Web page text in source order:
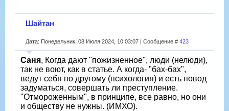
Шайтан
Дата: Понедельник, 08 Июля 2024, 10:03:07 | Сообщение # 423
Саня, Когда дают "пожизненное", люди (нелюди),
так не воют, как в статье. А когда- "бах-бах",
ведут себя по другому (психология) и есть повод
задуматься, совершать ли преступление.
"Отмороженным", в принципе, все равно, но они
и обществу не нужны. (ИМХО).